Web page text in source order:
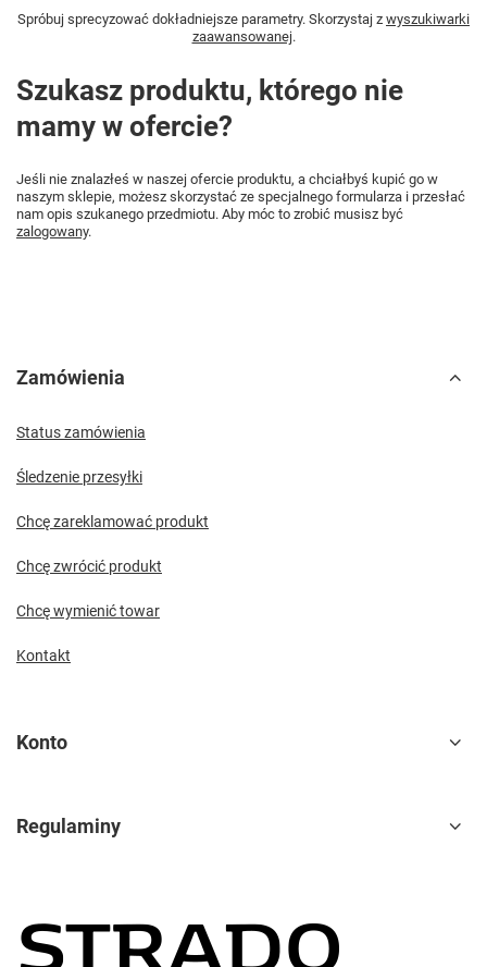
Spróbuj sprecyzować dokładniejsze parametry. Skorzystaj z wyszukiwarki
zaawansowanej.
Szukasz produktu, którego nie
mamy w ofercie?
Jeśli nie znalazłeś w naszej ofercie produktu, a chciałbyś kupić go w
naszym sklepie, możesz skorzystać ze specjalnego formularza i przesłać
nam opis szukanego przedmiotu. Aby móc to zrobić musisz być
zalogowany.
Zamówienia
Status zamówienia
Śledzenie przesyłki
Chcę zareklamować produkt
Chcę zwrócić produkt
Chcę wymienić towar
Kontakt
Konto
Regulaminy